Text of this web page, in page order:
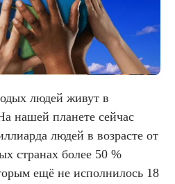
людей живут в
нашей планете сейчас
людей в возрасте от
странах более 50 %
ещё не исполнилось 18